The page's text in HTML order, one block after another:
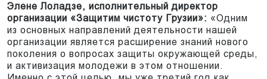
Элене Лоладзе, исполнительный директор
организации «Защитим чистоту Грузии»: «Одним
из основных направлений деятельности нашей
организации является расширение знаний нового
поколения о вопросах защиты окружающей среды,
и активизация молодежи в этом отношении.